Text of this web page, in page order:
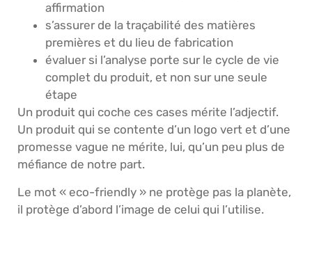
affirmation
s’assurer de la traçabilité des matières
premières et du lieu de fabrication
évaluer si l’analyse porte sur le cycle de vie
complet du produit, et non sur une seule
étape
Un produit qui coche ces cases mérite l’adjectif.
Un produit qui se contente d’un logo vert et d’une
promesse vague ne mérite, lui, qu’un peu plus de
méfiance de notre part.
Le mot « eco-friendly » ne protège pas la planète,
il protège d’abord l’image de celui qui l’utilise.